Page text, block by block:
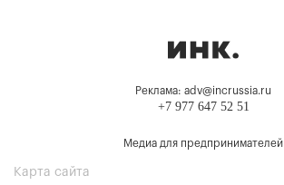
Реклама: adv@incrussia.ru
+7 977 647 52 51
Медиа для предпринимателей
Карта сайта